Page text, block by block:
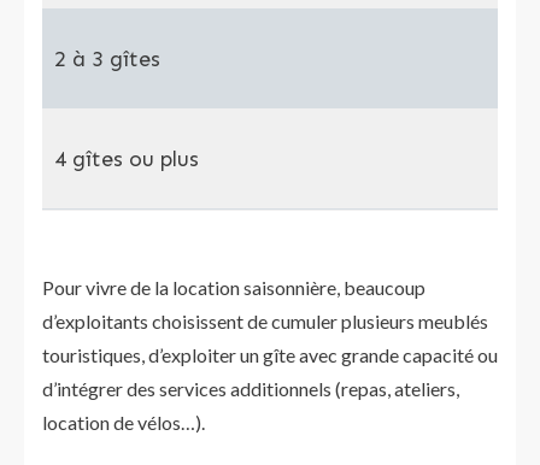
2 à 3 gîtes
4 gîtes ou plus
Pour vivre de la location saisonnière, beaucoup
d’exploitants choisissent de cumuler plusieurs meublés
touristiques, d’exploiter un gîte avec grande capacité ou
d’intégrer des services additionnels (repas, ateliers,
location de vélos…).